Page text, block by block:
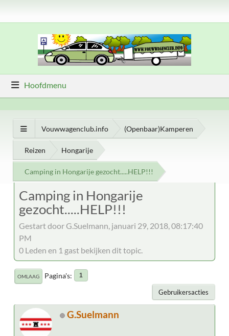
Hoofdmenu
Vouwwagenclub.info (Openbaar)Kamperen
Reizen Hongarije
Camping in Hongarije gezocht.....HELP!!!
Camping in Hongarije
gezocht.....HELP!!!
Gestart door G.Suelmann, januari 29, 2018, 08:17:40
PM
0 Leden en 1 gast bekijken dit topic.
OMLAAG Pagina's 1
Gebruikersacties
G.Suelmann